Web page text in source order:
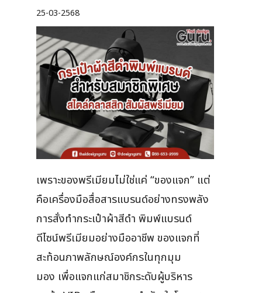
25-03-2568
เพราะของพรีเมียมไม่ใช่แค่ “ของแจก” แต่
คือเครื่องมือสื่อสารแบรนด์อย่างทรงพลัง
การสั่งทำกระเป๋าผ้าสีดำ พิมพ์แบรนด์
ดีไซน์พรีเมียมอย่างมืออาชีพ ของแจกที่
สะท้อนภาพลักษณ์องค์กรในทุกมุม
มอง เพื่อแจกแก่สมาชิกระดับผู้บริหาร